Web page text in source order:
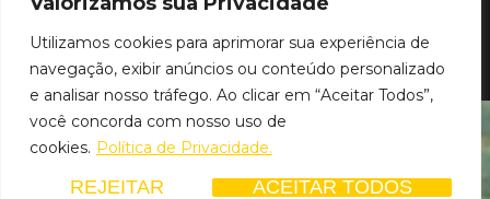
Utilizamos cookies para aprimorar sua experiência de
navegação, exibir anúncios ou conteúdo personalizado
e analisar nosso tráfego. Ao clicar em “Aceitar Todos”,
você concorda com nosso uso de
cookies. Política de Privacidade.
REJEITAR ACEITAR TODOS